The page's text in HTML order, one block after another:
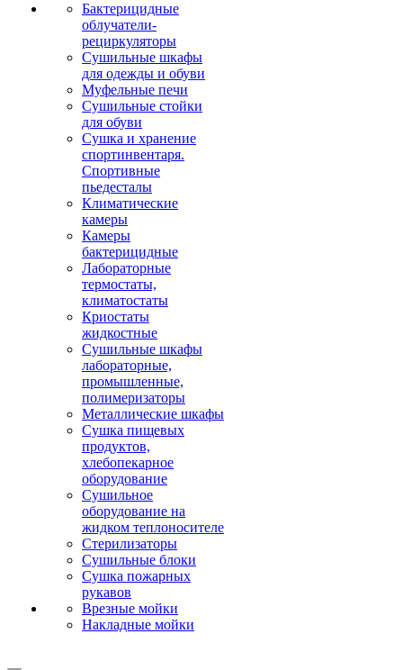
Бактерицидные
облучатели-
рециркуляторы
Сушильные шкафы
для одежды и обуви
Муфельные печи
Сушильные стойки
для обуви
Сушка и хранение
спортинвентаря.
Спортивные
пьедесталы
Климатические
камеры
Камеры
бактерицидные
Лабораторные
термостаты,
климатостаты
Криостаты
жидкостные
Сушильные шкафы
лабораторные,
промышленные,
полимеризаторы
Металлические шкафы
Сушка пищевых
продуктов,
хлебопекарное
оборудование
Сушильное
оборудование на
жидком теплоносителе
Стерилизаторы
Сушильные блоки
Сушка пожарных
рукавов
Врезные мойки
Накладные мойки